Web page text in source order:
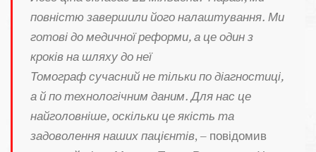
повністю завершили його налаштування. Ми
готові до медичної реформи, а це один з
кроків на шляху до неї
Томограф сучасний не тільки по діагностиці,
а й по технологічним даним. Для нас це
найголовніше, оскільки це якість та
задоволення наших пацієнтів, – повідомив